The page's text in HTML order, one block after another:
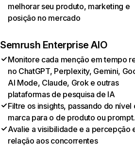
melhorar seu produto, marketing e
posição no mercado
Semrush Enterprise AIO
Monitore cada menção em tempo
no ChatGPT, Perplexity, Gemini,
AI Mode, Claude, Grok e outras
plataformas de pesquisa de IA
Filtre os insights, passando do nível
marca para o de produto ou prompt.
Avalie a visibilidade e a percepção
relação aos concorrentes